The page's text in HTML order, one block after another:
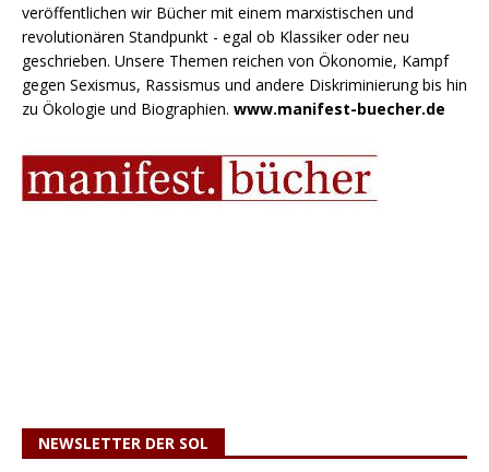
veröffentlichen wir Bücher mit einem marxistischen und
revolutionären Standpunkt - egal ob Klassiker oder neu
geschrieben. Unsere Themen reichen von Ökonomie, Kampf
gegen Sexismus, Rassismus und andere Diskriminierung bis hin
zu Ökologie und Biographien. www.manifest-buecher.de
NEWSLETTER DER SOL